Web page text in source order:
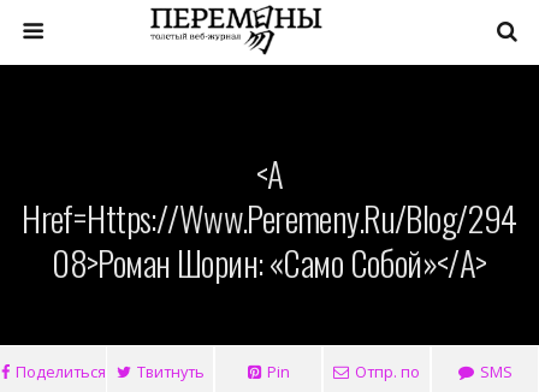
<a
Href=https://www.peremeny.ru/blog/294
08>Роман Шорин: «Само Собой»</a>
Поделиться Твитнуть Pin
Отпр. по
SMS